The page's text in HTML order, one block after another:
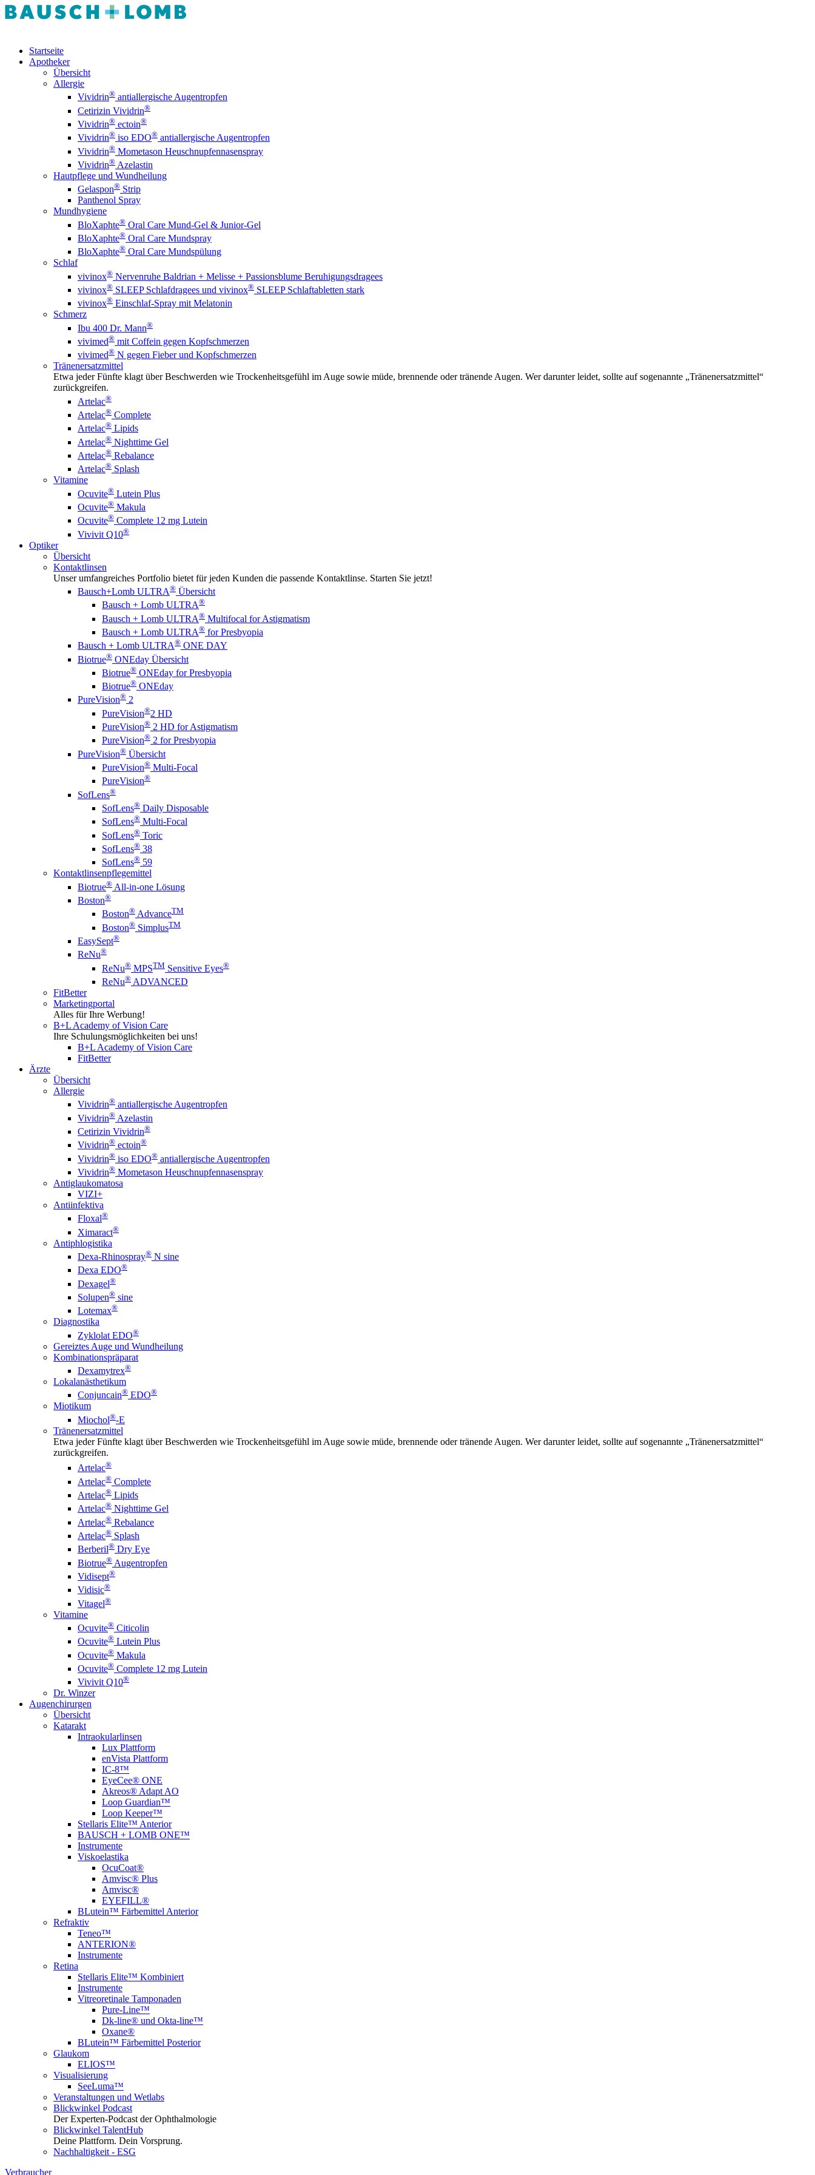
Startseite
Apotheker
Übersicht
Allergie
Vividrin® antiallergische Augentropfen
Cetirizin Vividrin®
Vividrin® ectoin®
Vividrin® iso EDO® antiallergische Augentropfen
Vividrin® Mometason Heuschnupfennasenspray
Vividrin® Azelastin
Hautpflege und Wundheilung
Gelaspon® Strip
Panthenol Spray
Mundhygiene
BloXaphte® Oral Care Mund-Gel & Junior-Gel
BloXaphte® Oral Care Mundspray
BloXaphte® Oral Care Mundspülung
Schlaf
vivinox® Nervenruhe Baldrian + Melisse + Passionsblume Beruhigungsdragees
vivinox® SLEEP Schlafdragees und vivinox® SLEEP Schlaftabletten stark
vivinox® Einschlaf-Spray mit Melatonin
Schmerz
Ibu 400 Dr. Mann®
vivimed® mit Coffein gegen Kopfschmerzen
vivimed® N gegen Fieber und Kopfschmerzen
Tränenersatzmittel
Etwa jeder Fünfte klagt über Beschwerden wie Trockenheitsgefühl im Auge sowie müde, brennende oder tränende Augen. Wer darunter leidet, sollte auf sogenannte „Tränenersatzmittel“
zurückgreifen.
Artelac®
Artelac® Complete
Artelac® Lipids
Artelac® Nighttime Gel
Artelac® Rebalance
Artelac® Splash
Vitamine
Ocuvite® Lutein Plus
Ocuvite® Makula
Ocuvite® Complete 12 mg Lutein
Vivivit Q10®
Optiker
Übersicht
Kontaktlinsen
Unser umfangreiches Portfolio bietet für jeden Kunden die passende Kontaktlinse. Starten Sie jetzt!
Bausch+Lomb ULTRA® Übersicht
Bausch + Lomb ULTRA®
Bausch + Lomb ULTRA® Multifocal for Astigmatism
Bausch + Lomb ULTRA® for Presbyopia
Bausch + Lomb ULTRA® ONE DAY
Biotrue® ONEday Übersicht
Biotrue® ONEday for Presbyopia
Biotrue® ONEday
PureVision® 2
PureVision®2 HD
PureVision® 2 HD for Astigmatism
PureVision® 2 for Presbyopia
PureVision® Übersicht
PureVision® Multi-Focal
PureVision®
SofLens®
SofLens® Daily Disposable
SofLens® Multi-Focal
SofLens® Toric
SofLens® 38
SofLens® 59
Kontaktlinsenpflegemittel
Biotrue® All-in-one Lösung
Boston®
Boston® AdvanceTM
Boston® SimplusTM
EasySept®
ReNu®
ReNu® MPSTM Sensitive Eyes®
ReNu® ADVANCED
FitBetter
Marketingportal
Alles für Ihre Werbung!
B+L Academy of Vision Care
Ihre Schulungsmöglichkeiten bei uns!
B+L Academy of Vision Care
FitBetter
Ärzte
Übersicht
Allergie
Vividrin® antiallergische Augentropfen
Vividrin® Azelastin
Cetirizin Vividrin®
Vividrin® ectoin®
Vividrin® iso EDO® antiallergische Augentropfen
Vividrin® Mometason Heuschnupfennasenspray
Antiglaukomatosa
VIZI+
Antiinfektiva
Floxal®
Ximaract®
Antiphlogistika
Dexa-Rhinospray® N sine
Dexa EDO®
Dexagel®
Solupen® sine
Lotemax®
Diagnostika
Zyklolat EDO®
Gereiztes Auge und Wundheilung
Kombinationspräparat
Dexamytrex®
Lokalanästhetikum
Conjuncain® EDO®
Miotikum
Miochol®-E
Tränenersatzmittel
Etwa jeder Fünfte klagt über Beschwerden wie Trockenheitsgefühl im Auge sowie müde, brennende oder tränende Augen. Wer darunter leidet, sollte auf sogenannte „Tränenersatzmittel“
zurückgreifen.
Artelac®
Artelac® Complete
Artelac® Lipids
Artelac® Nighttime Gel
Artelac® Rebalance
Artelac® Splash
Berberil® Dry Eye
Biotrue® Augentropfen
Vidisept®
Vidisic®
Vitagel®
Vitamine
Ocuvite® Citicolin
Ocuvite® Lutein Plus
Ocuvite® Makula
Ocuvite® Complete 12 mg Lutein
Vivivit Q10®
Dr. Winzer
Augenchirurgen
Übersicht
Katarakt
Intraokularlinsen
Lux Plattform
enVista Plattform
IC-8™
EyeCee® ONE
Akreos® Adapt AO
Loop Guardian™
Loop Keeper™
Stellaris Elite™ Anterior
BAUSCH + LOMB ONE™
Instrumente
Viskoelastika
OcuCoat®
Amvisc® Plus
Amvisc®
EYEFILL®
BLutein™ Färbemittel Anterior
Refraktiv
Teneo™
ANTERION®
Instrumente
Retina
Stellaris Elite™ Kombiniert
Instrumente
Vitreoretinale Tamponaden
Pure-Line™
Dk-line® und Okta-line™
Oxane®
BLutein™ Färbemittel Posterior
Glaukom
ELIOS™
Visualisierung
SeeLuma™
Veranstaltungen und Wetlabs
Blickwinkel Podcast
Der Experten-Podcast der Ophthalmologie
Blickwinkel TalentHub
Deine Plattform. Dein Vorsprung.
Nachhaltigkeit - ESG
Verbraucher